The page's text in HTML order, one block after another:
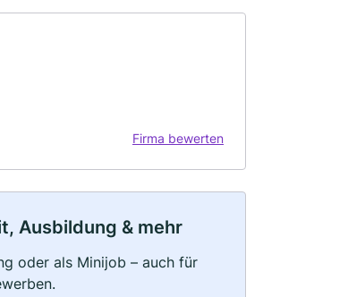
Firma bewerten
Ausbildung & mehr
oder als Minijob – auch für